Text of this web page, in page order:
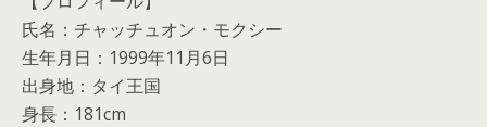
氏名：チャッチュオン・モクシー
生年月日：1999年11月6日
出身地：タイ王国
身長：181cm